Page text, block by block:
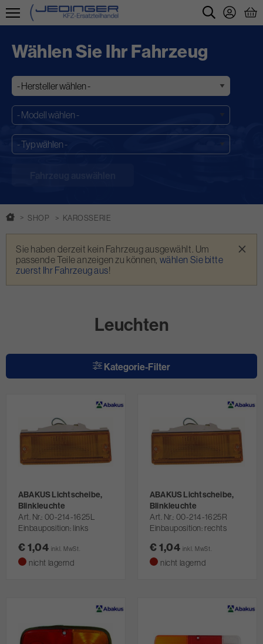
Direkt
Inhalt
Wählen Sie Ihr Fahrzeug
SHOP KAROSSERIE
Warnmeldung
Sie haben derzeit kein Fahrzeug ausgewählt. Um
passende Teile anzeigen zu können, wählen Sie bitte
zuerst Ihr Fahrzeug aus!
×
Leuchten
Kategorie-Filter
ABAKUS Lichtscheibe,
Blinkleuchte
Art. Nr. 00-214-1625L
Einbauposition: links
€ 1,04 inkl. MwSt.
nicht lagernd
ABAKUS Lichtscheibe,
Blinkleuchte
Art. Nr. 00-214-1625R
Einbauposition: rechts
€ 1,04 inkl. MwSt.
nicht lagernd